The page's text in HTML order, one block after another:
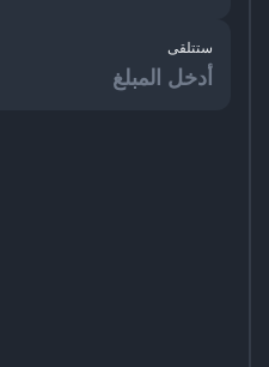
ستتلقى